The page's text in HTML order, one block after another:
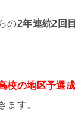
の2年連続2回目
校の地区予選
ます。